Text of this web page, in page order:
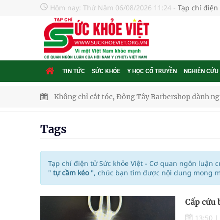
Hôm nay: Thứ Năm 06/08/2026 11:24 - Tạp chí điện
TIN TỨC SỨC KHỎE Y HỌC CỔ TRUYỀN NGHIÊN CỨU
Không chỉ cắt tóc, Đông Tây Barbershop dành
Ung thư thận: Nguy hiểm vì tiến triển quá âm
Nhiều chuỗi hoạt động lớn được diễn ra tại Lễ
Tiếp tục rà soát, triển khai các nhiệm vụ trong
Tags
Tạp chí điện tử Sức khỏe Việt - Cơ quan ngôn luận
" tự cầm kéo ", chúc bạn tìm được nội dung mong
Cấp cứu
13:50 |